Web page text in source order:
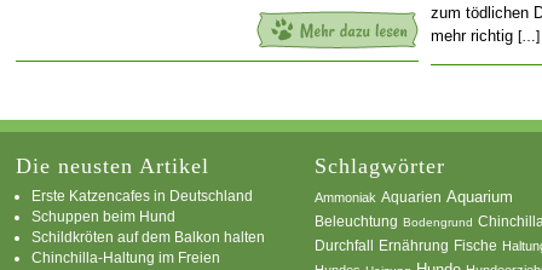
zum tödlichen
mehr richtig[…]
Die neusten Artikel
Erste Katzencafes in Deutschland
Schuppen beim Hund
Schildkröten auf dem Balkon halten
Chinchilla-Haltung im Freien
Schlagwörter
Ammoniak Aquarien Aquarium
Beleuchtung Bodengrund
Durchfall Ernährung Fische